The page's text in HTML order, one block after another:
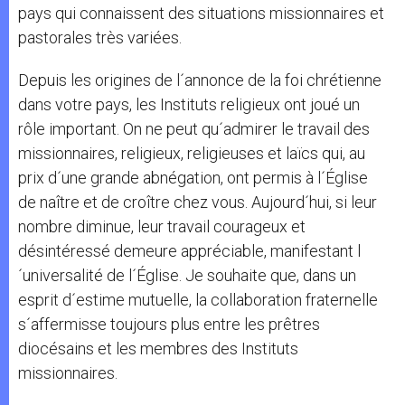
pays qui connaissent des situations missionnaires et
pastorales très variées.
Depuis les origines de l´annonce de la foi chrétienne
dans votre pays, les Instituts religieux ont joué un
rôle important. On ne peut qu´admirer le travail des
missionnaires, religieux, religieuses et laïcs qui, au
prix d´une grande abnégation, ont permis à l´Église
de naître et de croître chez vous. Aujourd´hui, si leur
nombre diminue, leur travail courageux et
désintéressé demeure appréciable, manifestant l
´universalité de l´Église. Je souhaite que, dans un
esprit d´estime mutuelle, la collaboration fraternelle
s´affermisse toujours plus entre les prêtres
diocésains et les membres des Instituts
missionnaires.